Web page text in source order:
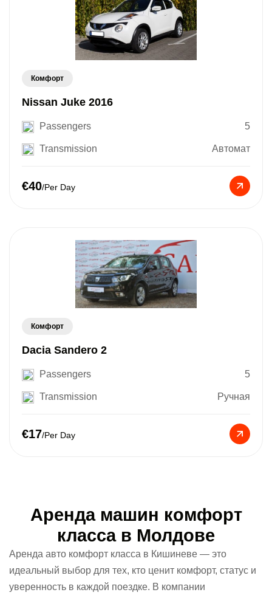
Комфорт
Nissan Juke 2016
Passengers 5
Transmission Автомат
€40/Per Day
Комфорт
Dacia Sandero 2
Passengers 5
Transmission Ручная
€17/Per Day
Аренда машин комфорт
класса в Молдове
Аренда авто комфорт класса в Кишиневе — это
идеальный выбор для тех, кто ценит комфорт, статус и
уверенность в каждой поездке. В компании